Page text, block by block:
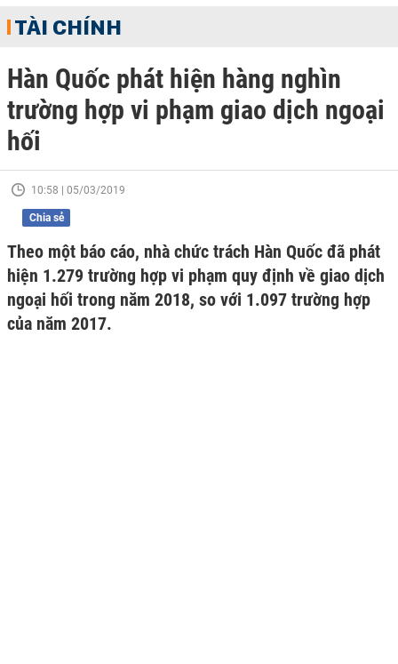
TÀI CHÍNH
Hàn Quốc phát hiện hàng nghìn
trường hợp vi phạm giao dịch ngoại
hối
10:58 | 05/03/2019
Chia sẻ
Theo một báo cáo, nhà chức trách Hàn Quốc đã phát
hiện 1.279 trường hợp vi phạm quy định về giao dịch
ngoại hối trong năm 2018, so với 1.097 trường hợp
của năm 2017.